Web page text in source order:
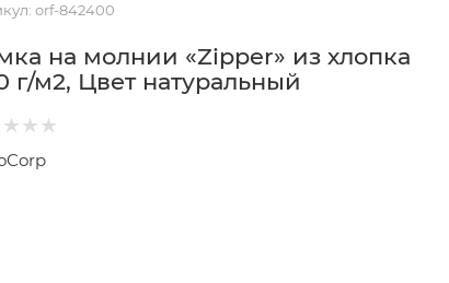
orf-842400
на молнии «Zipper» из хлопка
г/м2, Цвет натуральный